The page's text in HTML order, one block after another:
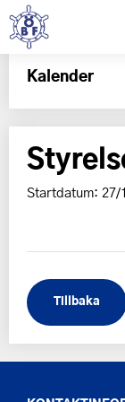
Kalender
Startdatum: 27/
Tillbaka